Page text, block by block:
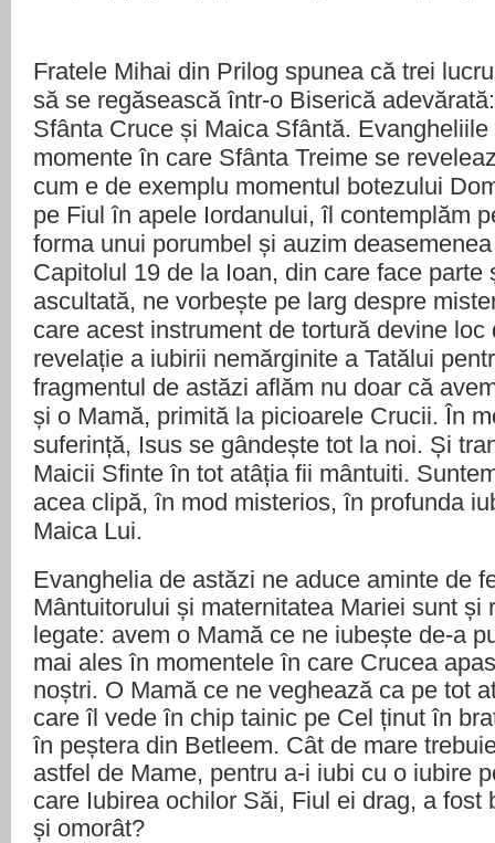
Fratele Mihai din Prilog spunea că trei
să se regăsească într-o Biserică
Sfânta Cruce și Maica Sfântă.
momente în care Sfânta Treime se
cum e de exemplu momentul botezului
pe Fiul în apele Iordanului, îl contemplăm
forma unui porumbel și auzim
Capitolul 19 de la Ioan, din care face parte
ascultată, ne vorbește pe larg despre
care acest instrument de tortură devine loc
revelație a iubirii nemărginite a Tatălui
fragmentul de astăzi aflăm nu doar că
și o Mamă, primită la picioarele Crucii. În
suferință, Isus se gândește tot la noi. Și
Maicii Sfinte în tot atâția fii mântuiti.
acea clipă, în mod misterios, în profunda
Maica Lui.
Evanghelia de astăzi ne aduce aminte de
Mântuitorului și maternitatea Mariei sunt și
legate: avem o Mamă ce ne iubește de-a
mai ales în momentele în care Crucea
noștri. O Mamă ce ne veghează ca pe tot
care îl vede în chip tainic pe Cel ținut în
în peștera din Betleem. Cât de mare
astfel de Mame, pentru a-i iubi cu o iubire
care Iubirea ochilor Săi, Fiul ei drag, a fost
și omorât?